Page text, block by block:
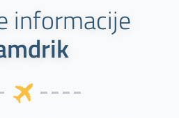
informacije